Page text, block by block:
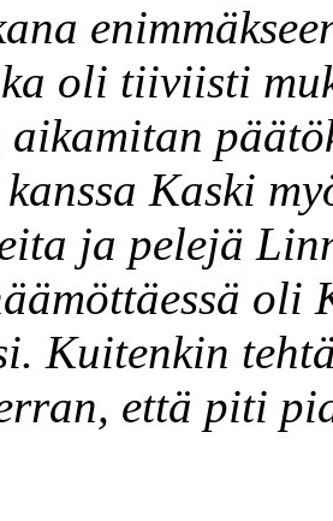
oli tiiviisti
Kaski
ja pelejä
Kuitenkin
että piti